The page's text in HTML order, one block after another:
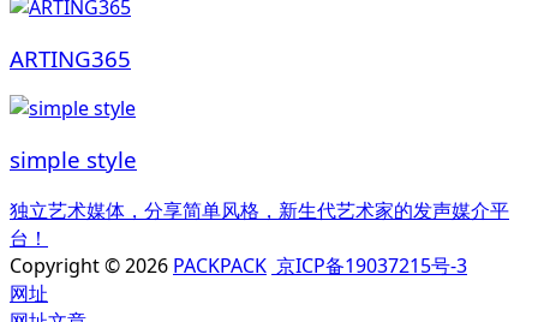
ARTING365
simple style
独立艺术媒体，分享简单风格，新生代艺术家的发声媒介平
台！
Copyright © 2026 PACKPACK 京ICP备19037215号-3
网址